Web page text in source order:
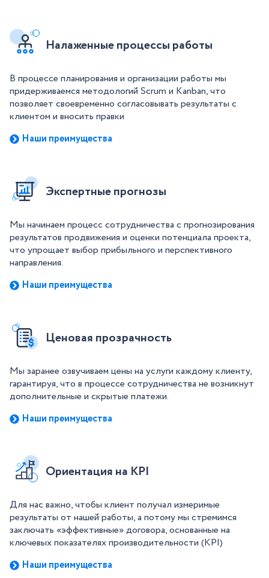
Налаженные процессы работы
В процессе планирования и организации работы мы
придерживаемся методологий Scrum и Kanban, что
позволяет своевременно согласовывать результаты с
клиентом и вносить правки
Наши преимущества
Экспертные прогнозы
Мы начинаем процесс сотрудничества с прогнозирования
результатов продвижения и оценки потенциала проекта,
что упрощает выбор прибыльного и перспективного
направления.
Наши преимущества
Ценовая прозрачность
Мы заранее озвучиваем цены на услуги каждому клиенту,
гарантируя, что в процессе сотрудничества не возникнут
дополнительные и скрытые платежи.
Наши преимущества
Ориентация на KPI
Для нас важно, чтобы клиент получал измеримые
результаты от нашей работы, а потому мы стремимся
заключать «эффективные» договора, основанные на
ключевых показателях производительности (KPI)
Наши преимущества